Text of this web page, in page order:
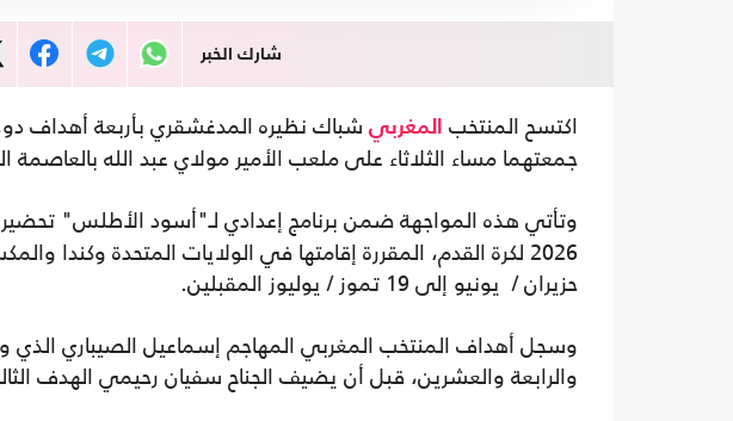
شارك الخبر
اكتسح المنتخب المغربي شباك نظيره المدغشقري بأربعة أهداف
جمعتهما مساء الثلاثاء على ملعب الأمير مولاي عبد الله بالعاصمة
وتأتي هذه المواجهة ضمن برنامج إعدادي لـ"أسود الأطلس"
حزيران / يونيو إلى 19 تموز / يوليوز المقبلين.
وسجل أهداف المنتخب المغربي المهاجم إسماعيل الصيباري الذي
والرابعة والعشرين، قبل أن يضيف الجناح سفيان رحيمي الهدف